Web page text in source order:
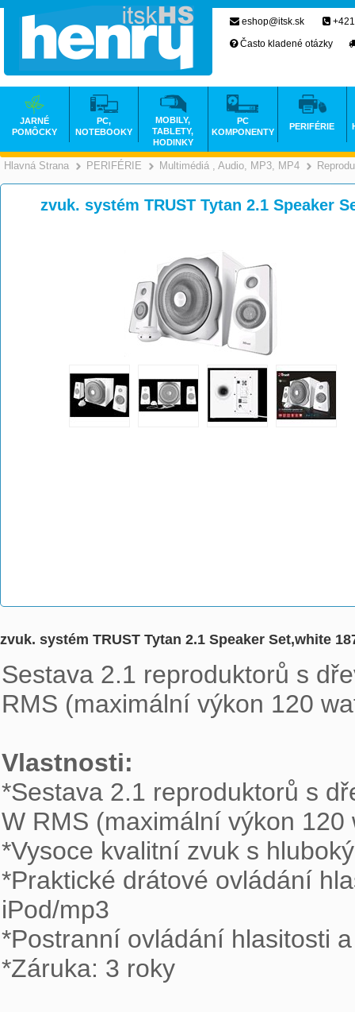
Hlavná Strana >
PERIFÉRIE >
Multimédiá , Audio, MP3, MP4
zvuk. systém TRUST Tytan 2.1 Speaker
zvuk. systém TRUST Tytan 2.1 Speaker Set,white
Sestava 2.1 reproduktorů s
RMS (maximální výkon 120
Vlastnosti:
*Sestava 2.1 reproduktorů s
W RMS (maximální výkon
*Vysoce kvalitní zvuk s
*Praktické drátové ovládání
iPod/mp3
*Postranní ovládání hlasitosti
*Záruka: 3 roky
eshop@itsk.sk
Často kladené otázky
JARNÉ
POMÔCKY
PC,
NOTEBOOKY
MOBILY,
TABLETY,
HODINKY
PC
KOMPONENTY
PERIFÉRIE